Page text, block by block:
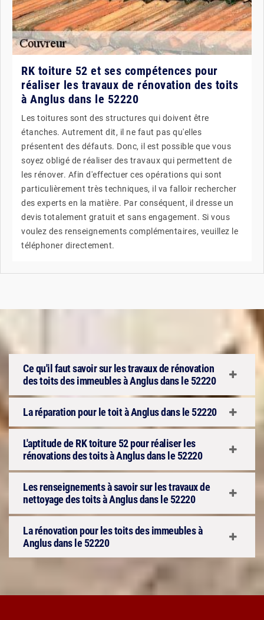
RK toiture 52 et ses compétences pour
réaliser les travaux de rénovation des toits
à Anglus dans le 52220
Les toitures sont des structures qui doivent être
étanches. Autrement dit, il ne faut pas qu'elles
présentent des défauts. Donc, il est possible que vous
soyez obligé de réaliser des travaux qui permettent de
les rénover. Afin d'effectuer ces opérations qui sont
particulièrement très techniques, il va falloir rechercher
des experts en la matière. Par conséquent, il dresse un
devis totalement gratuit et sans engagement. Si vous
voulez des renseignements complémentaires, veuillez le
téléphoner directement.
Ce qu'il faut savoir sur les travaux de rénovation
des toits des immeubles à Anglus dans le 52220
La réparation pour le toit à Anglus dans le 52220
L'aptitude de RK toiture 52 pour réaliser les
rénovations des toits à Anglus dans le 52220
Les renseignements à savoir sur les travaux de
nettoyage des toits à Anglus dans le 52220
La rénovation pour les toits des immeubles à
Anglus dans le 52220